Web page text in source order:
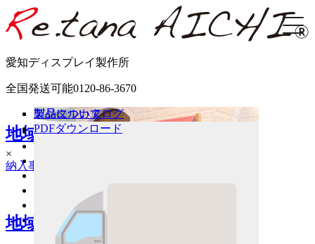
愛知ディスプレイ製作所
全国発送可能0120-86-3670
HOMEホーム
デジタルカタログ
Company会社概要
Contactお問い合わせ
地域別納入事例
納入事例を地域別に紹介しております。
地域別納入場所一覧
製品について
製品について
デジタルカタログ
PDFダウンロード
×